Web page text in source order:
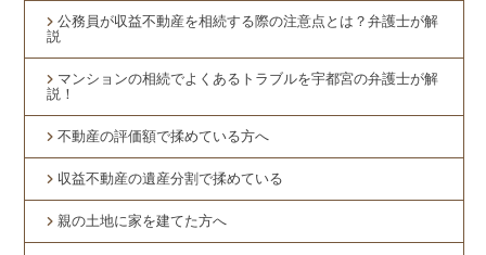
公務員が収益不動産を相続する際の注意点とは？弁護士が解
説
マンションの相続でよくあるトラブルを宇都宮の弁護士が解
説！
不動産の評価額で揉めている方へ
収益不動産の遺産分割で揉めている
親の土地に家を建てた方へ